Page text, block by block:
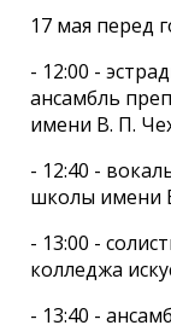
17 мая перед
- 12:00 -
ансамбль
имени В. П.
- 12:40 -
школы имени
- 13:00 -
колледжа
- 13:40 -